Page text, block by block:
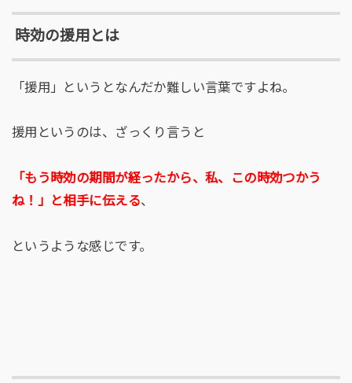
時効の援用とは
「援用」というとなんだか難しい言葉ですよね。
援用というのは、ざっくり言うと
「もう時効の期間が経ったから、私、この時効つかう
ね！」と相手に伝える、
というような感じです。